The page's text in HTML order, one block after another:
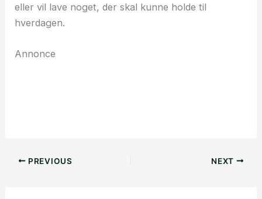
eller vil lave noget, der skal kunne holde til
hverdagen.
Annonce
PREVIOUS NEXT